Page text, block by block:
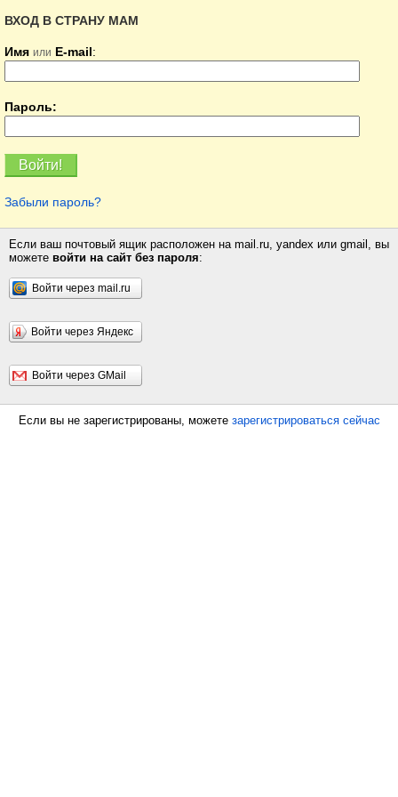
ВХОД В СТРАНУ МАМ
Имя или E-mail:
Пароль:
Забыли пароль?
Если ваш почтовый ящик расположен на mail.ru, yandex или gmail, вы
можете войти на сайт без пароля:
Войти через mail.ru
Войти через Яндекс
Войти через GMail
Если вы не зарегистрированы, можете зарегистрироваться сейчас